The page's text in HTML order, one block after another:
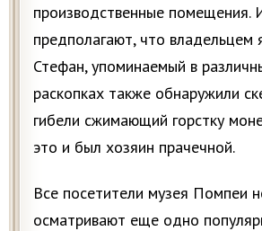
производственные помещения.
предполагают, что владельцем
Стефан, упоминаемый в
раскопках также обнаружили
гибели сжимающий горстку
это и был хозяин прачечной.
Все посетители музея Помпеи
осматривают еще одно